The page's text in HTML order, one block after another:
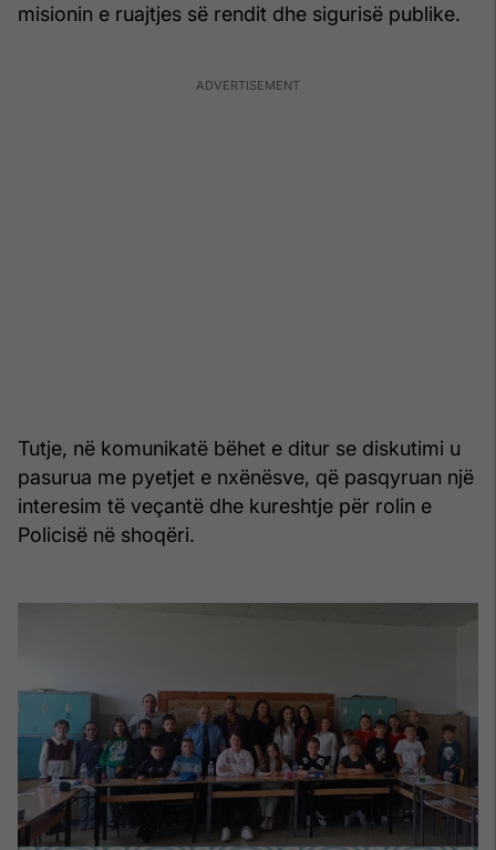
misionin e ruajtjes së rendit dhe sigurisë publike.
Tutje, në komunikatë bëhet e ditur se diskutimi u
pasurua me pyetjet e nxënësve, që pasqyruan një
interesim të veçantë dhe kureshtje për rolin e
Policisë në shoqëri.